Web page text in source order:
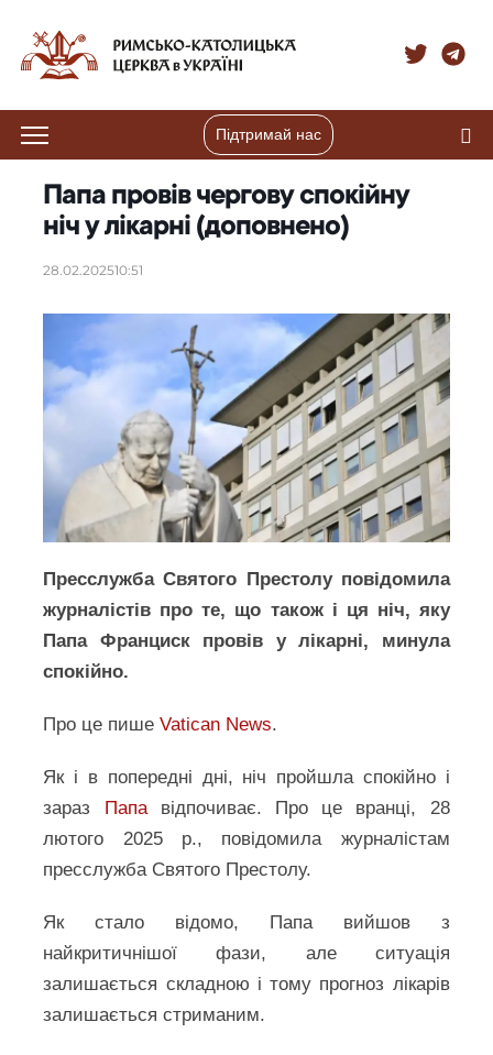
Підтримай нас
Папа провів чергову спокійну
ніч у лікарні (доповнено)
28.02.202510:51
Пресслужба Святого Престолу повідомила
журналістів про те, що також і ця ніч, яку
Папа Франциск провів у лікарні, минула
спокійно.
Про це пишеVatican News.
Як і в попередні дні, ніч пройшла спокійно і
зараз Папавідпочиває. Про це вранці, 28
лютого 2025 р., повідомила журналістам
пресслужба Святого Престолу.
Як стало відомо, Папа вийшов з
найкритичнішої фази, але ситуація
залишається складною і тому прогноз лікарів
залишається стриманим.